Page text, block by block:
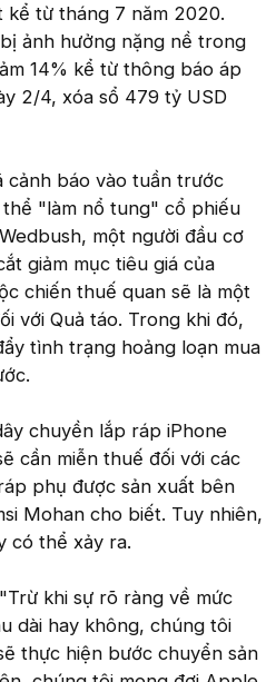
từ tháng 7 năm 2020.
ảnh hưởng nặng nề trong
14% kể từ thông báo áp
2/4, xóa sổ 479 tỷ USD
cảnh báo vào tuần trước
"làm nổ tung" cổ phiếu
một người đầu cơ
giảm mục tiêu giá của
chiến thuế quan sẽ là một
với Quả táo. Trong khi đó,
tình trạng hoảng loạn mua
chuyền lắp ráp iPhone
cần miễn thuế đối với các
phụ được sản xuất bên
Mohan cho biết. Tuy nhiên,
có thể xảy ra.
khi sự rõ ràng về mức
dài hay không, chúng tôi
thực hiện bước chuyển sản